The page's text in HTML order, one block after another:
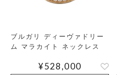
ブルガリ ディーヴァドリー
ム マラカイト ネックレス
¥528,000